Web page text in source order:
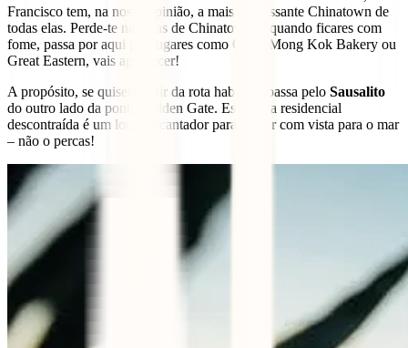
Francisco tem, na nossa opinião, a mais interessante Chinatown de
todas elas. Perde-te nas ruas de Chinatown e, quando ficares com
fome, passa por aqui por lugares como Good Mong Kok Bakery ou
Great Eastern, vais agradecer!
A propósito, se quiseres sair da rota habitual, passa pelo Sausalito
do outro lado da ponte Golden Gate. Esta zona residencial
descontraída é um local encantador para comer com vista para o mar
– não o percas!